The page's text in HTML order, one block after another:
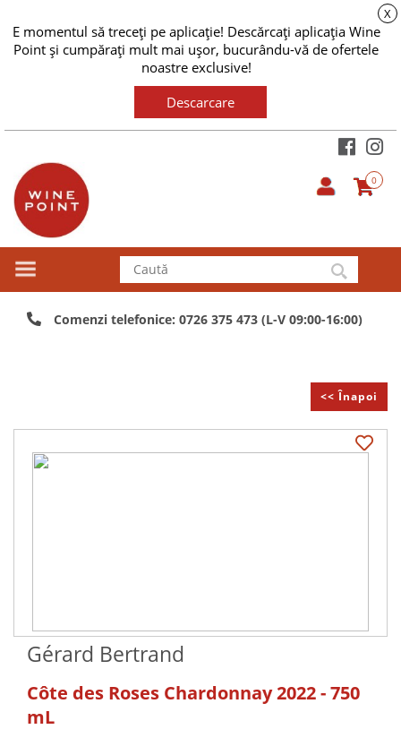
E momentul să treceți pe aplicație! Descărcați aplicația Wine
Point și cumpărați mult mai ușor, bucurându-vă de ofertele
noastre exclusive!
X
Descarcare
0
Comenzi telefonice: 0726 375 473 (L-V 09:00-16:00)
<< Înapoi
Gérard Bertrand
Côte des Roses Chardonnay 2022 - 750
mL